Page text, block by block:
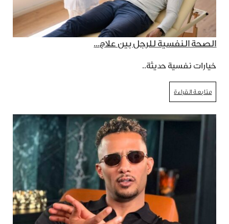
الصحة النفسية للرجل بين علاج...
خيارات نفسية حديثة..
متابعة القراءة